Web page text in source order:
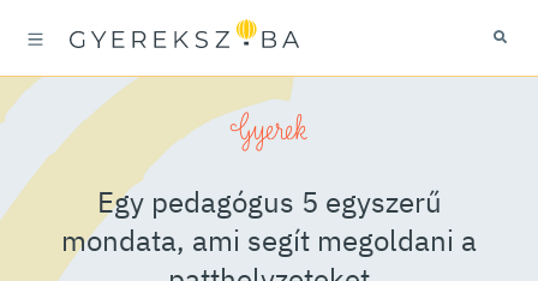
Gyerek
Egy pedagógus 5 egyszerű
mondata, ami segít megoldani a